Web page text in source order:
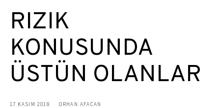
RIZIK
KONUSUNDA
ÜSTÜN OLANLAR
17 KASIM 2018 ORHAN AFACAN